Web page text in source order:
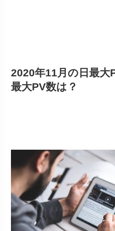
2020年11月の日最大
最大PV数は？